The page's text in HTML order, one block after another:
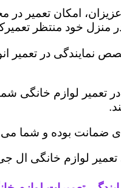
امکان تعمیر
منزل خود منتظر
نمایندگی در تعمیر
تعمیر لوازم خانگی
بوده و شما می
لوازم خانگی ال